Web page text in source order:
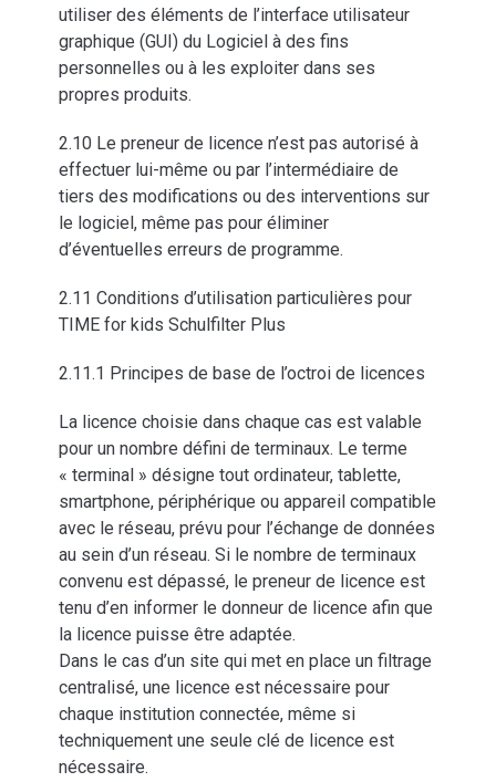
utiliser des éléments de l’interface utilisateur
graphique (GUI) du Logiciel à des fins
personnelles ou à les exploiter dans ses
propres produits.
2.10 Le preneur de licence n’est pas autorisé à
effectuer lui-même ou par l’intermédiaire de
tiers des modifications ou des interventions sur
le logiciel, même pas pour éliminer
d’éventuelles erreurs de programme.
2.11 Conditions d’utilisation particulières pour
TIME for kids Schulfilter Plus
2.11.1 Principes de base de l’octroi de licences
La licence choisie dans chaque cas est valable
pour un nombre défini de terminaux. Le terme
« terminal » désigne tout ordinateur, tablette,
smartphone, périphérique ou appareil compatible
avec le réseau, prévu pour l’échange de données
au sein d’un réseau. Si le nombre de terminaux
convenu est dépassé, le preneur de licence est
tenu d’en informer le donneur de licence afin que
la licence puisse être adaptée.
Dans le cas d’un site qui met en place un filtrage
centralisé, une licence est nécessaire pour
chaque institution connectée, même si
techniquement une seule clé de licence est
nécessaire.